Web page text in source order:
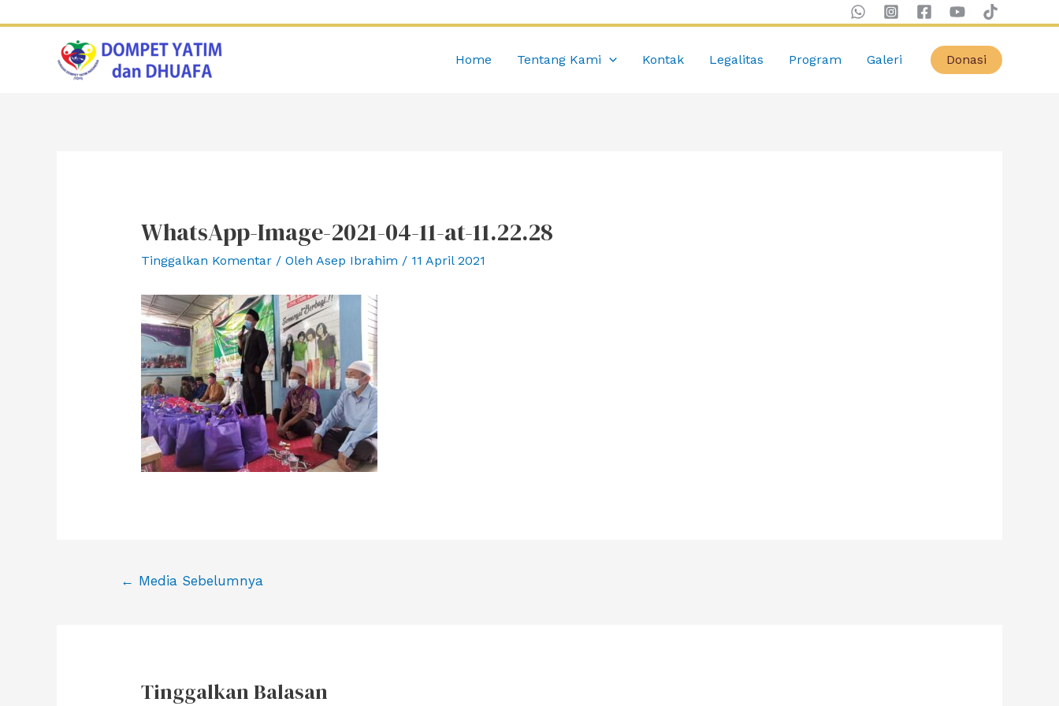
ke
Home Tentang Kami Kontak Legalitas Program Galeri Donasi
WhatsApp-Image-2021-04-11-at-11.22.28
Tinggalkan Komentar / Oleh Asep Ibrahim / 11 April 2021
Navigasi
← Media Sebelumnya
Tinggalkan Balasan